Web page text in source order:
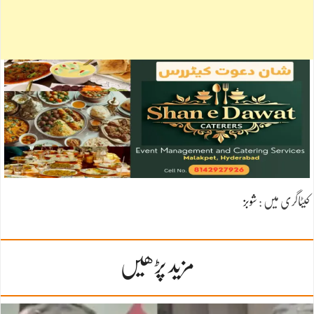
کیٹاگری میں : شوبز
مزید پڑھیں